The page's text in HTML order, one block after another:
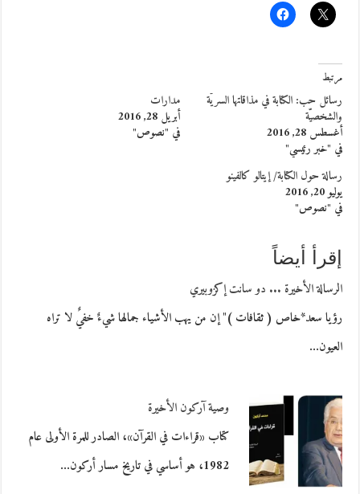
مرتبط
رسائل حب: الكتابة في مذاقاتها السريّة
والشخصيّة
أغسطس 28, 2016
في "خبر رئيسي"
مدارات
أبريل 28, 2016
في "نصوص"
رسالة حول الكتابة/ إيتالو كالفينو
يوليو 20, 2016
في "نصوص"
إقرأ أيضاً
الرسالة الأخيرة ... دو سانت إكزوبيري
رؤيا سعد*خاص ( ثقافات )" إن من يهب الأشياء جمالها شيءٌ خفيٌ لا تراه
العيون…
وصية آركون الأخيرة
كتاب «قراءات في القرآن»، الصادر للمرة الأولى عام
1982، هو أساسي في تاريخ مسار أركون…